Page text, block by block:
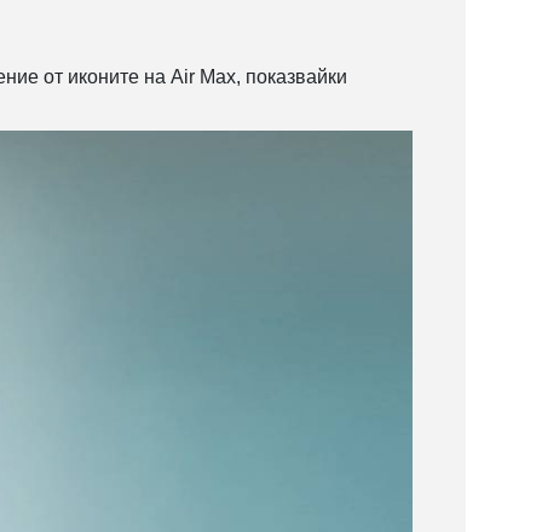
от иконите на Air Max, показвайки